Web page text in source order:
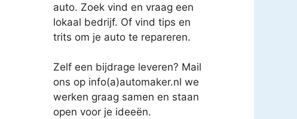
auto. Zoek vind en vraag een
lokaal bedrijf. Of vind tips en
trits om je auto te repareren.
Zelf een bijdrage leveren? Mail
ons op info(a)automaker.nl we
werken graag samen en staan
open voor je ideeën.